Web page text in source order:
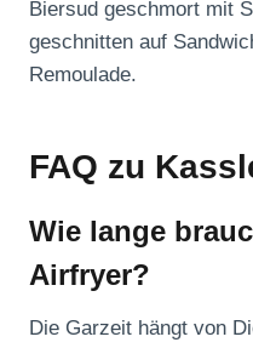
Biersud geschmort mit
geschnitten auf
Remoulade.
FAQ zu
Wie lange
Airfryer?
Die Garzeit hängt von